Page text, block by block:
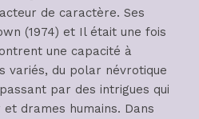
de caractère. Ses
(1974) et Il était une fois
une capacité à
variés, du polar névrotique
par des intrigues qui
drames humains. Dans